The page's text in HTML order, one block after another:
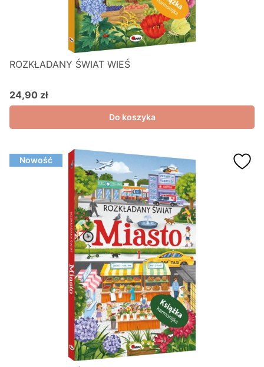
ROZKŁADANY ŚWIAT WIEŚ
Cena
24,90 zł
Do koszyka
Nowość